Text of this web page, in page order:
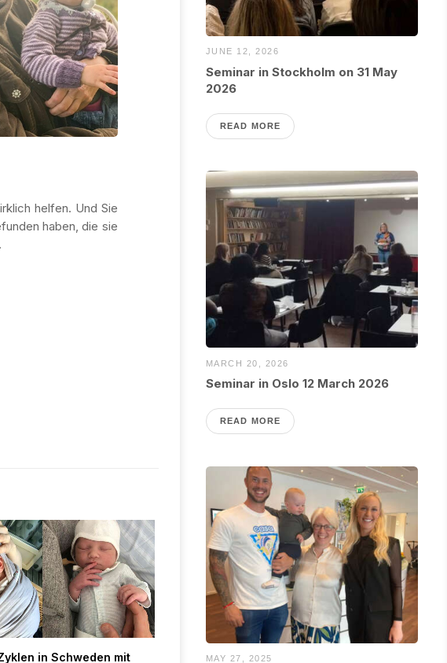
helfen. Und Sie
haben, die sie
in Schweden mit
JUNE 12, 2026
Seminar in Stockholm on 31 May
2026
READ MORE
MARCH 20, 2026
Seminar in Oslo 12 March 2026
READ MORE
MAY 27, 2025